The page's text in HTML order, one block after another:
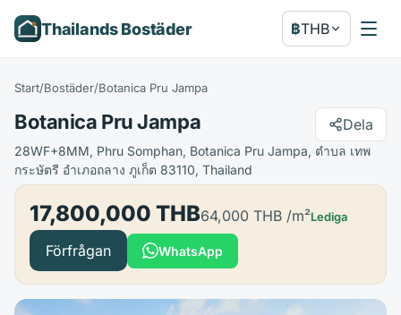
Thailands Bostäder ฿THB
Start/Bostäder/Botanica Pru Jampa
Botanica Pru Jampa Dela
28WF+8MM, Phru Somphan, Botanica Pru Jampa, ตำบล เทพ
กระษัตรี อำเภอถลาง ภูเก็ต 83110, Thailand
17,800,000 THB64,000 THB /m²Lediga
Förfrågan WhatsApp